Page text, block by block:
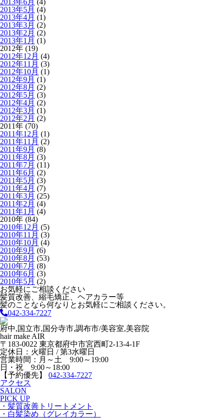
2013年6月 (4)
2013年5月 (4)
2013年4月 (1)
2013年3月 (2)
2013年2月 (2)
2013年1月 (1)
2012年 (19)
2012年12月 (4)
2012年11月 (3)
2012年10月 (1)
2012年9月 (1)
2012年8月 (2)
2012年5月 (3)
2012年4月 (2)
2012年3月 (1)
2012年2月 (2)
2011年 (70)
2011年12月 (1)
2011年11月 (2)
2011年9月 (8)
2011年8月 (3)
2011年7月 (11)
2011年6月 (2)
2011年5月 (3)
2011年4月 (7)
2011年3月 (25)
2011年2月 (4)
2011年1月 (4)
2010年 (84)
2010年12月 (5)
2010年11月 (3)
2010年10月 (4)
2010年9月 (6)
2010年8月 (53)
2010年7月 (8)
2010年6月 (3)
2010年5月 (2)
お気軽にご相談ください
髪質改善、縮毛矯正、ヘアカラー等
髪のことなら何なりとお気軽にご相談ください。
042-334-7227
府中,国立市,国分寺市,調布市/美容室,美容院
hair make AIR
〒183-0022 東京都府中市宮西町2-13-4-1F
定休日：火曜日 / 第3水曜日
営業時間：月～土 9:00～19:00
日・祝 9:00～18:00
【予約優先】 042-334-7227
アクセス
SALON
PICK UP
・髪質改善トリートメント
・白髪染め（グレイカラー）